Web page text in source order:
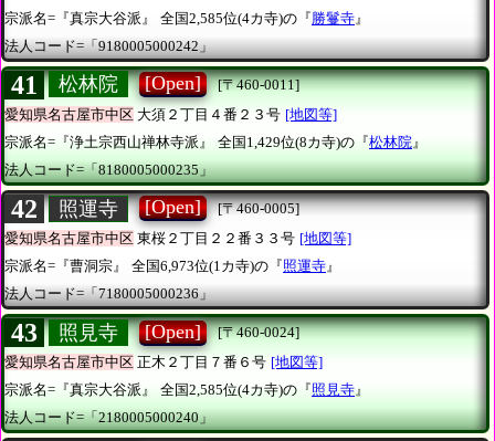
宗派名=『真宗大谷派』
全国2,585位(4カ寺)の『勝鬘寺 』
法人コード=「9180005000242」
41 松林院 [Open]
[〒460-0011]
愛知県名古屋市中区 大須２丁目４番２３号 [地図等]
宗派名=『浄土宗西山禅林寺派』
全国1,429位(8カ寺)の『松林院 』
法人コード=「8180005000235」
42 照運寺 [Open]
[〒460-0005]
愛知県名古屋市中区 東桜２丁目２２番３３号 [地図等]
宗派名=『曹洞宗』
全国6,973位(1カ寺)の『照運寺』
法人コード=「7180005000236」
43 照見寺 [Open]
[〒460-0024]
愛知県名古屋市中区 正木２丁目７番６号 [地図等]
宗派名=『真宗大谷派』
全国2,585位(4カ寺)の『照見寺』
法人コード=「2180005000240」